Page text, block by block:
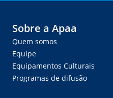
Sobre a Apaa
Quem somos
Equipe
Equipamentos Culturais
Programas de difusão